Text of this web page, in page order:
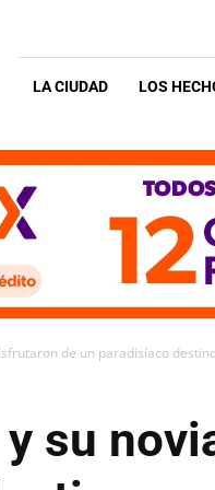
LA CIUDAD LOS
de un paradisíaco
su